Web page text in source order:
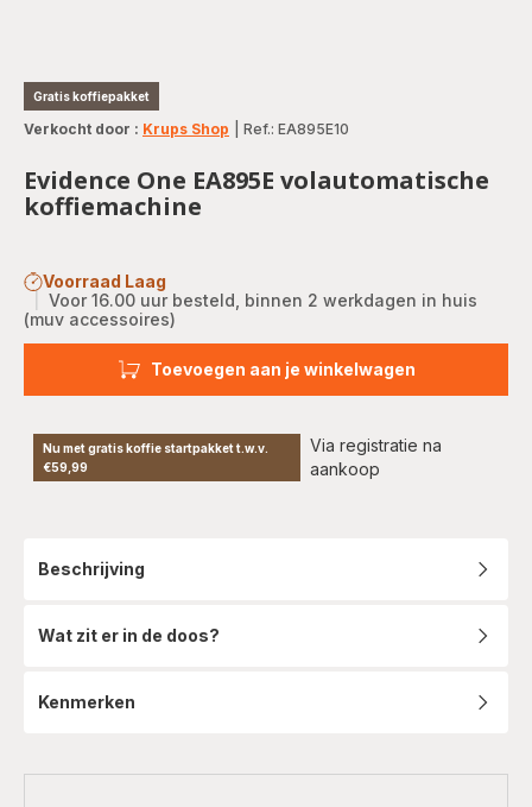
Gratis koffiepakket
Verkocht door : Krups Shop Ref.: EA895E10
Evidence One EA895E volautomatische
koffiemachine
Voorraad Laag
Voor 16.00 uur besteld, binnen 2 werkdagen in huis
(muv accessoires)
Toevoegen aan je winkelwagen
Nu met gratis koffie startpakket t.w.v.
€59,99
Via registratie na
aankoop
Beschrijving
Wat zit er in de doos?
Kenmerken